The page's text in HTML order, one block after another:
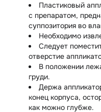
Пластиковый
с препаратом,
суппозитория во
Необходимо
Следует
отверстие
В положении
груди.
Держа
конец корпуса,
как можно глубже.